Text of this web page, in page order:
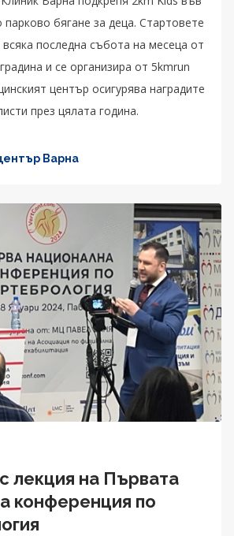
бягане за деца. Стартовете
последна събота на месеца от
и се организира от 5kmrun
център осигурява наградите
през цялата година.
Варна
лекция на Първата
конференция по